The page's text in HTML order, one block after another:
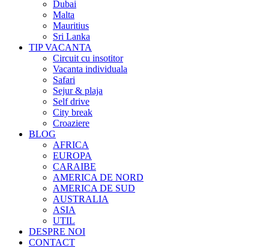
Dubai
Malta
Mauritius
Sri Lanka
TIP VACANTA
Circuit cu insotitor
Vacanta individuala
Safari
Sejur & plaja
Self drive
City break
Croaziere
BLOG
AFRICA
EUROPA
CARAIBE
AMERICA DE NORD
AMERICA DE SUD
AUSTRALIA
ASIA
UTIL
DESPRE NOI
CONTACT